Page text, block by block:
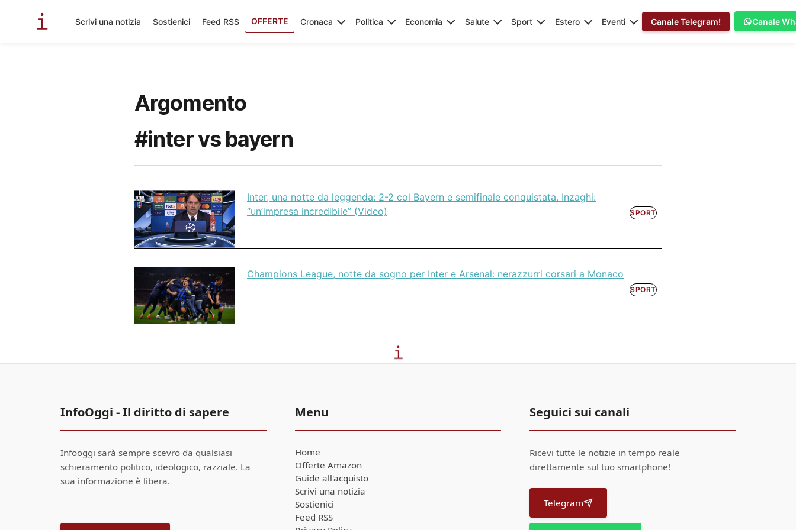
Scrivi una notizia Sostienici Feed RSS OFFERTE Cronaca Politica Economia Salute Sport Estero Eventi Canale Telegram! Canale
Argomento
#inter vs bayern
Inter, una notte da leggenda: 2-2 col Bayern e semifinale conquistata. Inzaghi:
“un’impresa incredibile” (Video)
SPORT
Champions League, notte da sogno per Inter e Arsenal: nerazzurri corsari a Monaco
SPORT
InfoOggi - Il diritto di sapere
Infooggi sarà sempre scevro da qualsiasi
schieramento politico, ideologico, razziale. La
sua informazione è libera.
Menu
Home
Offerte Amazon
Guide all'acquisto
Scrivi una notizia
Sostienici
Feed RSS
Seguici sui canali
Ricevi tutte le notizie in tempo reale
direttamente sul tuo smartphone!
Telegram